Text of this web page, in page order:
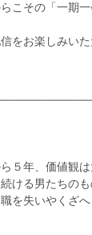
こその「一期
をお楽しみい
５年、価値観は
ける男たちのも
を失いやくざへ